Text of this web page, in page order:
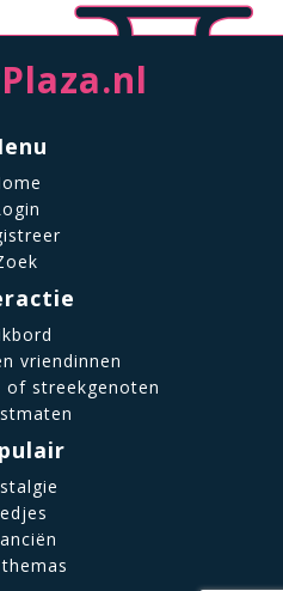
vriendinnen
streekgenoten